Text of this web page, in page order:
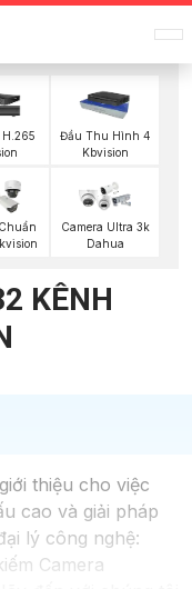
Đầu Thu Hình 4
Kbvision
Camera Ultra 3k
Dahua
KÊNH
thiệu cho việc
cao và giải pháp
lý công nghệ:
Camera